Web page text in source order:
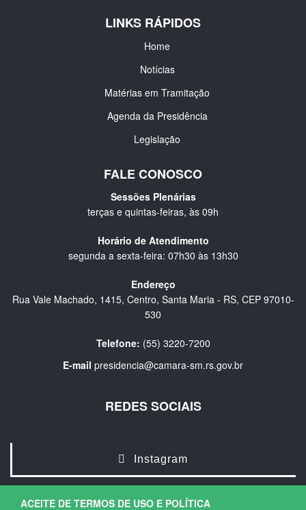
ACEITE DE TERMOS DE USO E POLÍTICA
LINKS RÁPIDOS
Home
Notícias
Matérias em Tramitação
Agenda da Presidência
Legislação
FALE CONOSCO
Sessões Plenárias
terças e quintas-feiras, às 09h
Horário de Atendimento
segunda a sexta-feira: 07h30 às 13h30
Endereço
Rua Vale Machado, 1415, Centro, Santa Maria - RS, CEP 97010-
530
Telefone: (55) 3220-7200
E-mail presidencia@camara-sm.rs.gov.br
REDES SOCIAIS
Instagram